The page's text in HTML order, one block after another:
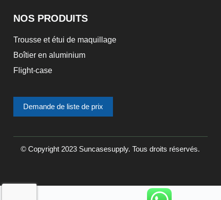
NOS PRODUITS
Trousse et étui de maquillage
Boîtier en aluminium
Flight-case
Demande de liste de prix
© Copyright 2023 Suncasesupply. Tous droits réservés.